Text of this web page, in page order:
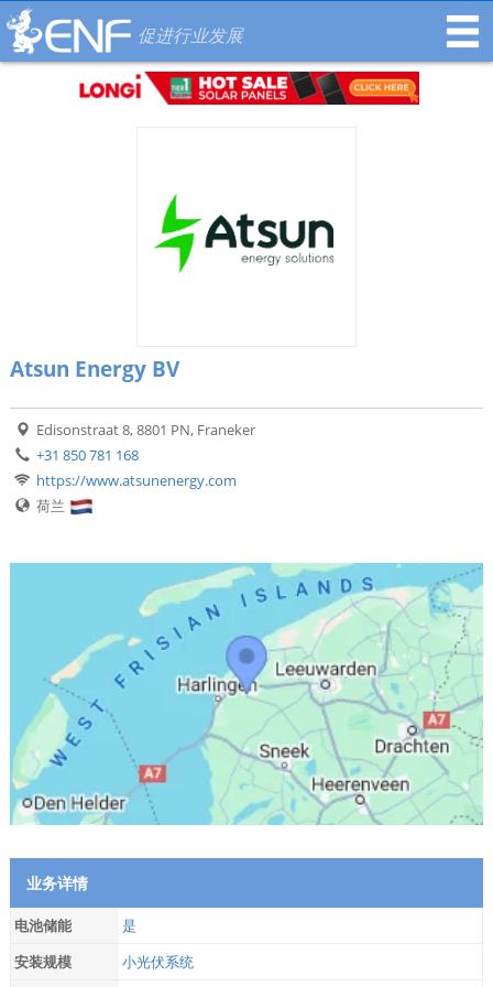
促进行业发展
Atsun Energy BV
Edisonstraat 8, 8801 PN, Franeker
+31 850 781 168
https://www.atsunenergy.com
荷兰
业务详情
电池储能
是
安装规模
小光伏系统